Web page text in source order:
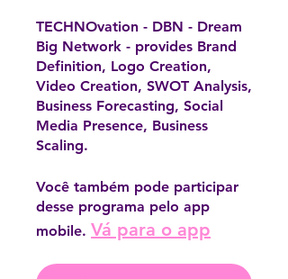
TECHNOvation - DBN - Dream
Big Network - provides Brand
Definition, Logo Creation,
Video Creation, SWOT Analysis,
Business Forecasting, Social
Media Presence, Business
Scaling.
Você também pode participar
desse programa pelo app
mobile. Vá para o app